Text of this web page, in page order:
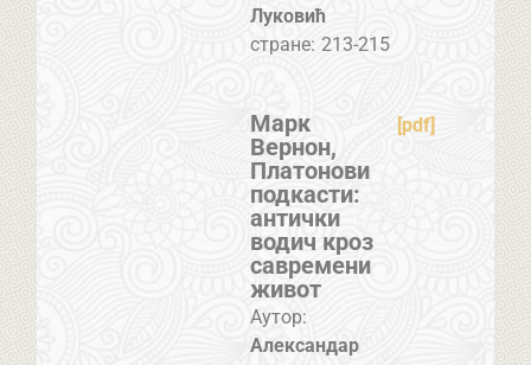
Луковић
стране: 213-215
Марк
Вернон,
Платонови
подкасти:
антички
водич кроз
савремени
живот
[pdf]
Аутор:
Александар